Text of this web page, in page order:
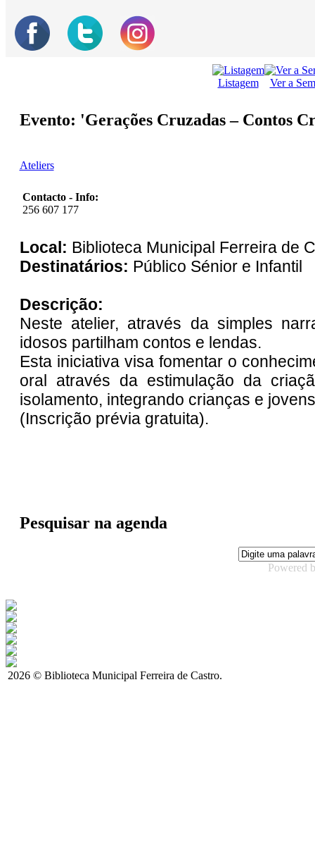
Listagem Ver a
Evento: 'Gerações Cruzadas – Contos
Ateliers
Contacto - Info:
256 607 177
Local: Biblioteca Municipal Ferreira de
Destinatários: Público Sénior e Infantil
Descrição:
Neste atelier, através da simples
idosos partilham contos e lendas.
Esta iniciativa visa fomentar o
oral através da estimulação da
isolamento, integrando crianças e
(Inscrição prévia gratuita).
Pesquisar na agenda
Powered
2026 © Biblioteca Municipal Ferreira de Castro.